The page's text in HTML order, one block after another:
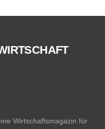
Wirtschaftsmagazin für